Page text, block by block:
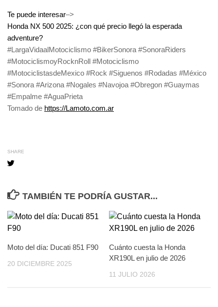
Te puede interesar
Honda NX 500 2025: ¿con qué precio llegó la esperada
adventure?
–>
#LargaVidaalMotociclismo #BikerSonora #SonoraRiders
#MotociclismoyRocknRoll #Motociclismo
#MotociclistasdeMexico #Rock #Siguenos #Rodadas #México
#Sonora #Arizona #Nogales #Navojoa #Obregon #Guaymas
#Empalme #AguaPrieta
Tomado de https://Lamoto.com.ar
SHARE
TAMBIÉN TE PODRÍA GUSTAR...
Moto del día: Ducati 851 F90
20 DICIEMBRE 2025
Cuánto cuesta la Honda
XR190L en julio de 2026
11 JULIO 2026